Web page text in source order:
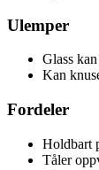
Ulemper
Glass
Kan
Fordeler
Holdbart
Tåler